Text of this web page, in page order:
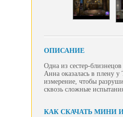
ОПИСАНИЕ
Одна из сестер-близнецов
Анна оказалась в плену
измерение, чтобы
сквозь сложные
КАК СКАЧАТЬ МИНИ